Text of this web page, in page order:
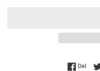
DelDel